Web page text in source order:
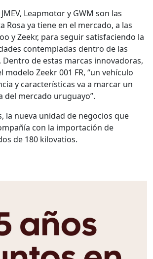
Leapmotor y GWM son las
Rosa ya tiene en el mercado, a las
y Zeekr, para seguir satisfaciendo la
contempladas dentro de las
Dentro de estas marcas innovadoras,
modelo Zeekr 001 FR, “un vehículo
y características va a marcar un
del mercado uruguayo”.
la nueva unidad de negocios que
con la importación de
de 180 kilovatios.